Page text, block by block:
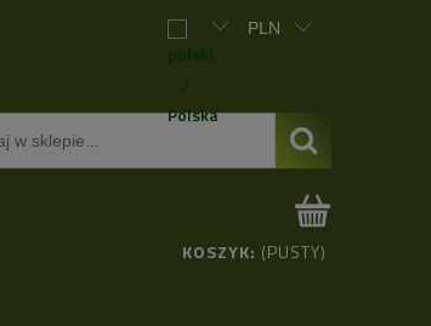
KOSZYK: (PUSTY)